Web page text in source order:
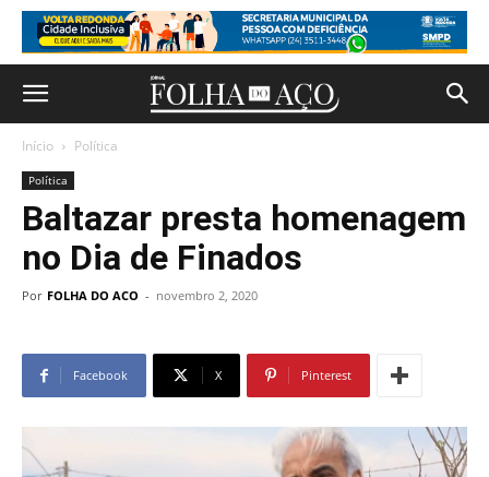
Início Política
Política
Baltazar presta homenagem
no Dia de Finados
Por FOLHA DO ACO - novembro 2, 2020
Facebook X Pinterest